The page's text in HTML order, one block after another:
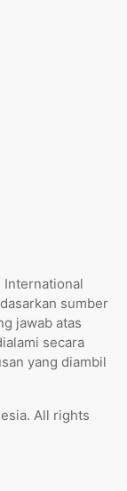
International
sumber
jawab atas
secara
yang diambil
All rights